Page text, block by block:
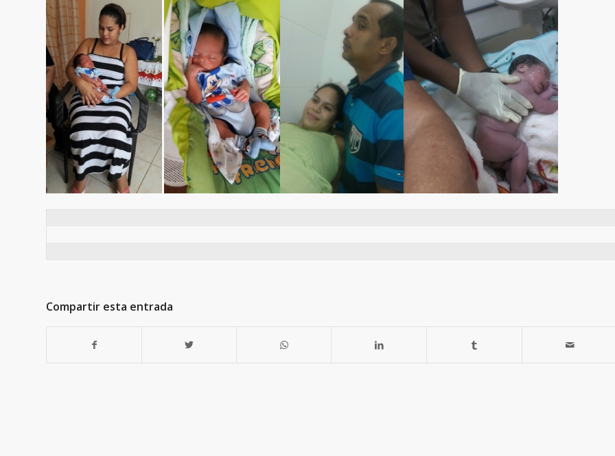
Compartir esta entrada